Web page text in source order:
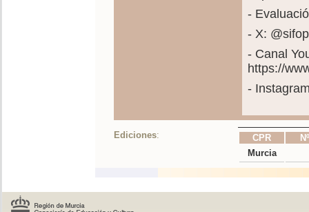
-
- X:
- Canal
https://
-
Ediciones: CPR
Murcia